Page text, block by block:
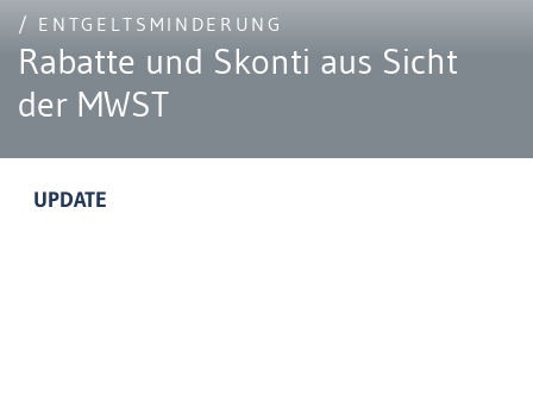
/ ENTGELTSMINDERUNG
Rabatte und Skonti aus Sicht
der MWST
UPDATE